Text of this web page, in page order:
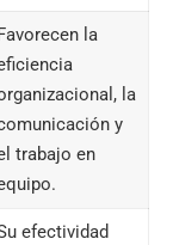
la
la
y
trabajo en
efectividad